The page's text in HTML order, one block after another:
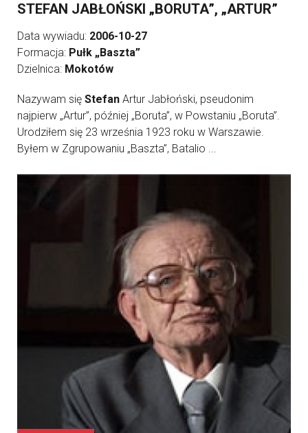
STEFAN JABŁOŃSKI „BORUTA”, „ARTUR”
Data wywiadu: 2006-10-27
Formacja: Pułk „Baszta”
Dzielnica: Mokotów
Nazywam się Stefan Artur Jabłoński, pseudonim
najpierw „Artur”, później „Boruta”, w Powstaniu „Boruta”.
Urodziłem się 23 września 1923 roku w Warszawie.
Byłem w Zgrupowaniu „Baszta”, Batalio ...